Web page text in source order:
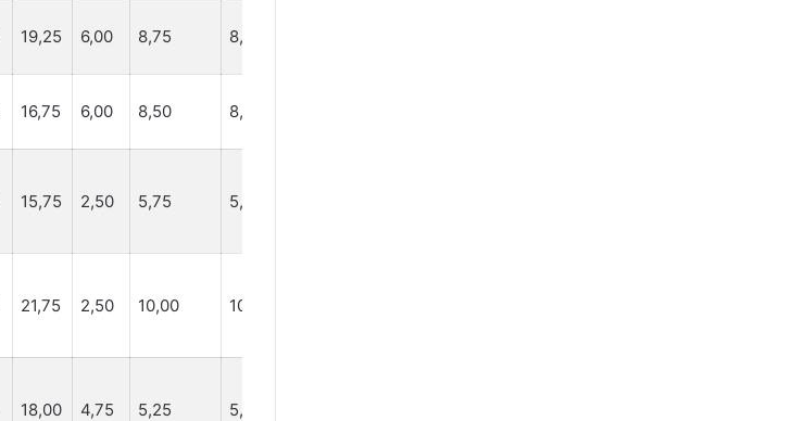
19,25 6,00 8,75 8,75
16,75 6,00 8,50 8,50
15,75 2,50 5,75 5,75
21,75 2,50 10,00 10,00
18,00 4,75 5,25 5,25